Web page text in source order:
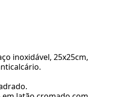
inoxidável, 25x25cm,